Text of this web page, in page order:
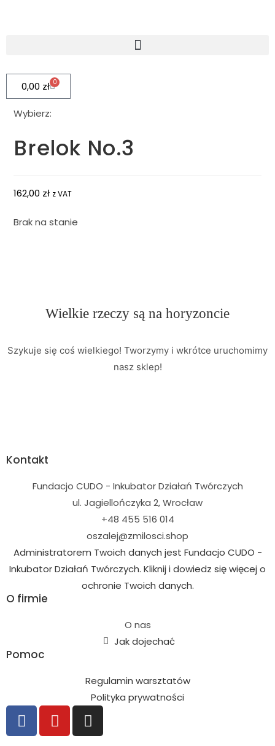
0,00 zł 0
Wybierz:
Brelok No.3
162,00 zł z VAT
Brak na stanie
Wielkie rzeczy są na horyzoncie
Szykuje się coś wielkiego! Tworzymy i wkrótce uruchomimy
nasz sklep!
Kontakt
Fundacjo CUDO - Inkubator Działań Twórczych
ul. Jagiellończyka 2, Wrocław
+48 455 516 014
oszalej@zmilosci.shop
Administratorem Twoich danych jest Fundacjo CUDO -
Inkubator Działań Twórczych. Kliknij i dowiedz się więcej o
ochronie Twoich danych.
O firmie
O nas
Jak dojechać
Pomoc
Regulamin warsztatów
Polityka prywatności